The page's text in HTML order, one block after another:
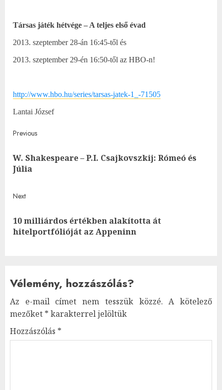
Társas játék hétvége – A teljes első évad
2013. szeptember 28-án 16:45-től és
2013. szeptember 29-én 16:50-től az HBO-n!
http://www.hbo.hu/series/tarsas-jatek-1_-71505
Lantai József
Post
navigation
Previous
W. Shakespeare – P.I. Csajkovszkij: Rómeó és
Júlia
Next
Next
post:
10 milliárdos értékben alakította át
hitelportfólióját az Appeninn
Vélemény, hozzászólás?
Az e-mail címet nem tesszük közzé. A kötelező
mezőket * karakterrel jelöltük
Hozzászólás *